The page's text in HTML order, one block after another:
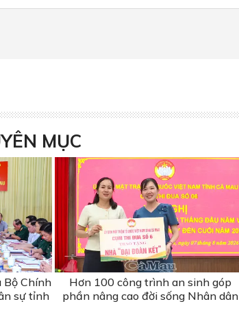
MỤC
Bộ Chính
sự tỉnh
Hơn 100 công trình an sinh góp
phần nâng cao đời sống Nhân dân